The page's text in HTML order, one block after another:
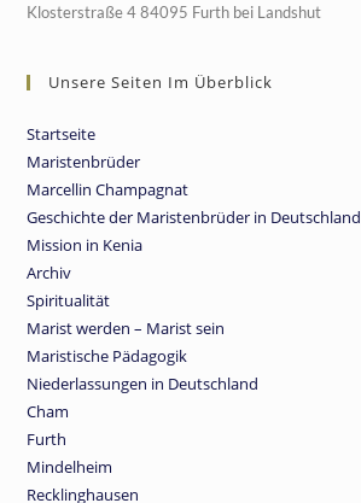
Klosterstraße 4 84095 Furth bei Landshut
Unsere Seiten Im Überblick
Startseite
Maristenbrüder
Marcellin Champagnat
Geschichte der Maristenbrüder in Deutschland
Mission in Kenia
Archiv
Spiritualität
Marist werden – Marist sein
Maristische Pädagogik
Niederlassungen in Deutschland
Cham
Furth
Mindelheim
Recklinghausen